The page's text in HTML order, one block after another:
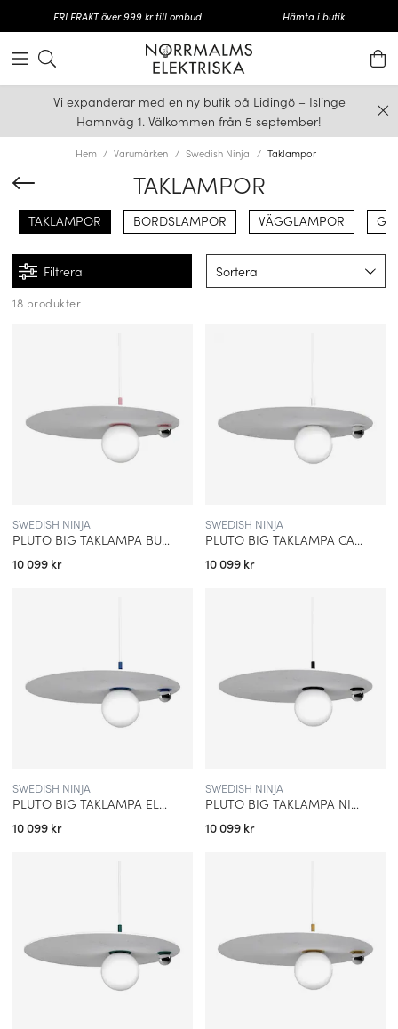
FRI FRAKT över 999 kr till ombud Hämta i butik
Vi expanderar med en ny butik på Lidingö – Islinge
Hamnväg 1. Välkommen från 5 september!
Hem Varumärken Swedish Ninja Taklampor
TAKLAMPOR
TAKLAMPOR BORDSLAMPOR VÄGGLAMPOR
Filtrera Sortera
18 produkter
SWEDISH NINJA
PLUTO BIG TAKLAMPA BUBBELGUM PINK
10 099 kr
SWEDISH NINJA
PLUTO BIG TAKLAMPA CANDYCOTTON WHITE
10 099 kr
SWEDISH NINJA
PLUTO BIG TAKLAMPA ELECTRIC BLUE
10 099 kr
SWEDISH NINJA
PLUTO BIG TAKLAMPA NINJA BLACK
10 099 kr